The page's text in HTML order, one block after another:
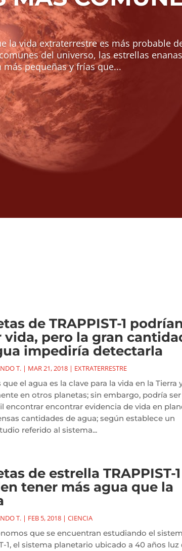
la vida extraterrestre es más probable
del universo, las estrellas
pequeñas y frías que...
de TRAPPIST-1
vida, pero la gran
impediría detectarla
T.| MAR 21, 2018| EXTRATERRESTRE
que el agua es la clave para la vida en la Tierra
en otros planetas; sin embargo, podría ser
encontrar encontrar evidencia de vida en
cantidades de agua; según establece un
referido al sistema...
de estrella TRAPPIST-1
tener más agua que la
T.| FEB 5, 2018| CIENCIA
que se encuentran estudiando el
1, el sistema planetario ubicado a 40 años luz